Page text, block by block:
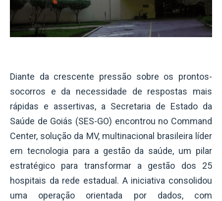
Diante da crescente pressão sobre os prontos-
socorros e da necessidade de respostas mais
rápidas e assertivas, a Secretaria de Estado da
Saúde de Goiás (SES-GO) encontrou no Command
Center, solução da MV, multinacional brasileira líder
em tecnologia para a gestão da saúde, um pilar
estratégico para transformar a gestão dos 25
hospitais da rede estadual. A iniciativa consolidou
uma operação orientada por dados, com